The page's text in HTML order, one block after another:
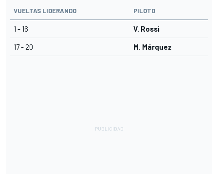
VUELTAS LIDERANDO PILOTO
1 - 16 V. Rossi
17 - 20 M. Márquez